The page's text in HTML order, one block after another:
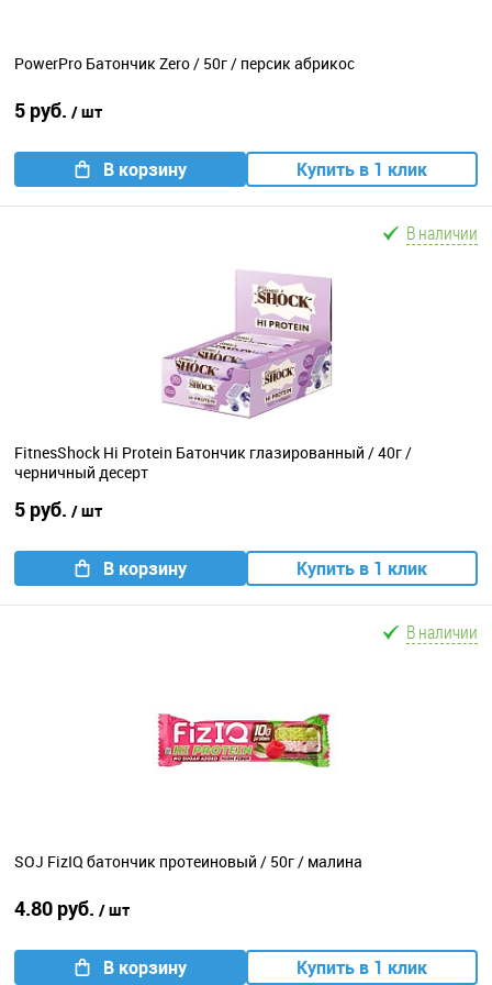
PowerPro Батончик Zero / 50г / персик абрикос
5 руб. / шт
В корзину Купить в 1 клик
В наличии
FitnesShock Hi Protein Батончик глазированный / 40г /
черничный десерт
5 руб. / шт
В корзину Купить в 1 клик
В наличии
SOJ FizIQ батончик протеиновый / 50г / малина
4.80 руб. / шт
В корзину Купить в 1 клик